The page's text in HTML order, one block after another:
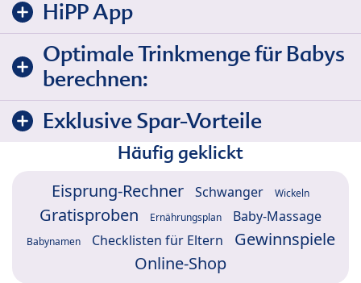
HiPP App
Optimale Trinkmenge für Babys
berechnen:
Exklusive Spar-Vorteile
Häufig geklickt
Eisprung-Rechner Schwanger Wickeln
Gratisproben Ernährungsplan Baby-Massage
Babynamen Checklisten für Eltern
Gewinnspiele
Online-Shop